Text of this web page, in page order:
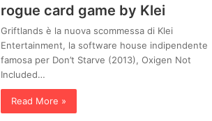
rogue card game by Klei
Griftlands è la nuova scommessa di Klei
Entertainment, la software house indipendente
famosa per Don’t Starve (2013), Oxigen Not
Included…
Read More »